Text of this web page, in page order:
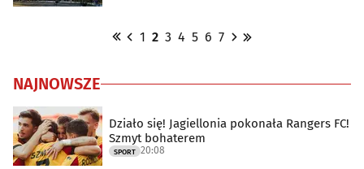
1 2 3 4 5 6 7
NAJNOWSZE
Działo się! Jagiellonia pokonała Rangers FC!
Szmyt bohaterem
SPORT 20:08